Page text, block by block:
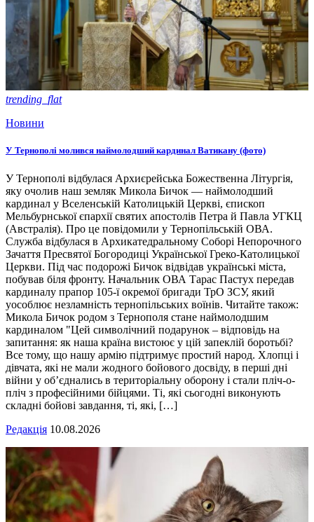
trending_flat
Новини
У Тернополі молився наймолодший кардинал Ватикану (фото)
У Тернополі відбулася Архиєрейська Божественна Літургія,
яку очолив наш земляк Микола Бичок — наймолодший
кардинал у Вселенській Католицькій Церкві, єпископ
Мельбурнської єпархії святих апостолів Петра й Павла УГКЦ
(Австралія). Про це повідомили у Тернопільській ОВА.
Служба відбулася в Архикатедральному Соборі Непорочного
Зачаття Пресвятої Богородиці Української Греко-Католицької
Церкви. Під час подорожі Бичок відвідав українські міста,
побував біля фронту. Начальник ОВА Тарас Пастух передав
кардиналу прапор 105-ї окремої бригади ТрО ЗСУ, який
уособлює незламність тернопільських воїнів. Читайте також:
Микола Бичок родом з Тернополя стане наймолодшим
кардиналом "Цей символічний подарунок – відповідь на
запитання: як наша країна вистоює у цій запеклій боротьбі?
Все тому, що нашу армію підтримує простий народ. Хлопці і
дівчата, які не мали жодного бойового досвіду, в перші дні
війни у об’єднались в територіальну оборону і стали пліч-о-
пліч з професійними бійцями. Ті, які сьогодні виконують
складні бойові завдання, ті, які, […]
Редакція 10.08.2026